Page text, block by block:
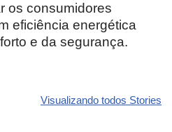
os consumidores
eficiência energética
e da segurança.
Visualizando todos Stories
pode ter
que